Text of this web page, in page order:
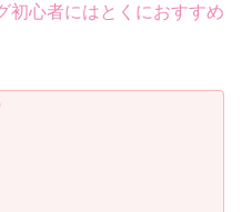
初心者にはとくにおすすめ